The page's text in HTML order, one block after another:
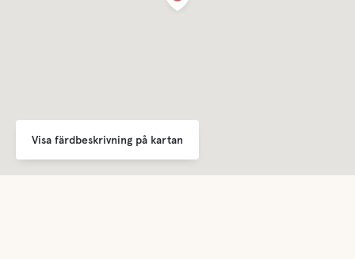
Visa färdbeskrivning på kartan